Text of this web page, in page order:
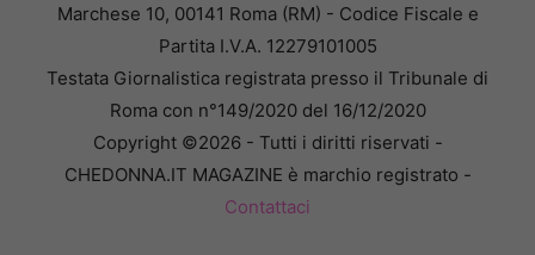
Marchese 10, 00141 Roma (RM) - Codice Fiscale e
Partita I.V.A. 12279101005
Testata Giornalistica registrata presso il Tribunale di
Roma con n°149/2020 del 16/12/2020
Copyright ©2026 - Tutti i diritti riservati -
CHEDONNA.IT MAGAZINE è marchio registrato -
Contattaci